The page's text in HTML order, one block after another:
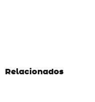
Relacionados